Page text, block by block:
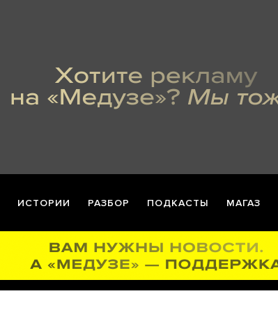
ИСТОРИИ РАЗБОР ПОДКАСТЫ МАГАЗ